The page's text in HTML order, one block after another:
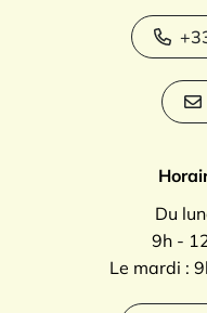
Du
9h -
Le mardi :